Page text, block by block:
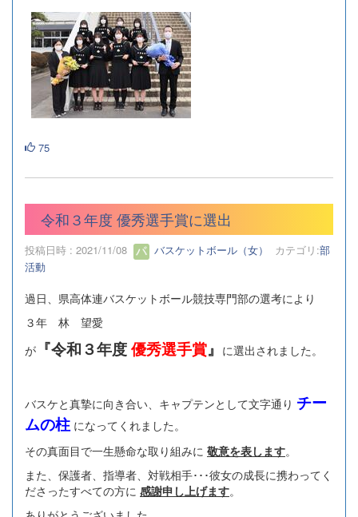
75
令和３年度 優秀選手賞に選出
投稿日時 : 2021/11/08 バスケットボール（女） カテゴリ:部
活動
過日、県高体連バスケットボール競技専門部の選考により
３年 林 望愛
が 『令和３年度優秀選手賞』 に選出されました。
バスケと真摯に向き合い、キャプテンとして文字通り チー
ムの柱 になってくれました。
その真面目で一生懸命な取り組みに 敬意を表します。
また、保護者、指導者、対戦相手･･･彼女の成長に携わってく
ださったすべての方に 感謝申し上げます。